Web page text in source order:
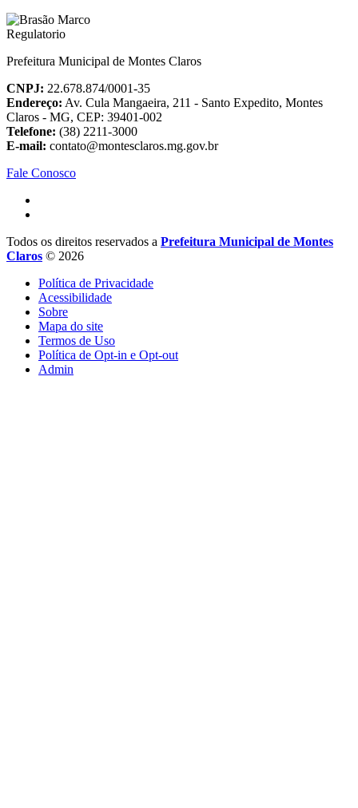
Prefeitura Municipal de Montes Claros
CNPJ: 22.678.874/0001-35
Endereço: Av. Cula Mangaeira, 211 - Santo Expedito, Montes
Claros - MG, CEP: 39401-002
Telefone: (38) 2211-3000
E-mail: contato@montesclaros.mg.gov.br
Fale Conosco
Todos os direitos reservados a Prefeitura Municipal de Montes
Claros © 2026
Política de Privacidade
Acessibilidade
Sobre
Mapa do site
Termos de Uso
Política de Opt-in e Opt-out
Admin